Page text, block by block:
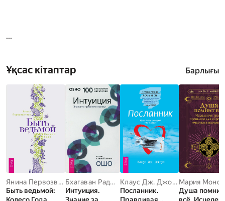
...
Ұқсас кітаптар Барлығы
Янина Первозванная
Быть ведьмой:
Бхагаван Раджниш
Интуиция.
Клаус Дж. Джоул
Посланник.
Мария Монок
Душа помнит